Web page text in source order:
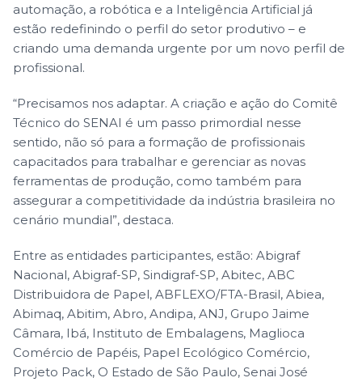
automação, a robótica e a Inteligência Artificial já
estão redefinindo o perfil do setor produtivo – e
criando uma demanda urgente por um novo perfil de
profissional.
“Precisamos nos adaptar. A criação e ação do Comitê
Técnico do SENAI é um passo primordial nesse
sentido, não só para a formação de profissionais
capacitados para trabalhar e gerenciar as novas
ferramentas de produção, como também para
assegurar a competitividade da indústria brasileira no
cenário mundial”, destaca.
Entre as entidades participantes, estão: Abigraf
Nacional, Abigraf-SP, Sindigraf-SP, Abitec, ABC
Distribuidora de Papel, ABFLEXO/FTA-Brasil, Abiea,
Abimaq, Abitim, Abro, Andipa, ANJ, Grupo Jaime
Câmara, Ibá, Instituto de Embalagens, Maglioca
Comércio de Papéis, Papel Ecológico Comércio,
Projeto Pack, O Estado de São Paulo, Senai José